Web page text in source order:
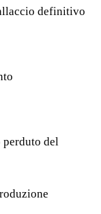
definitivo
del